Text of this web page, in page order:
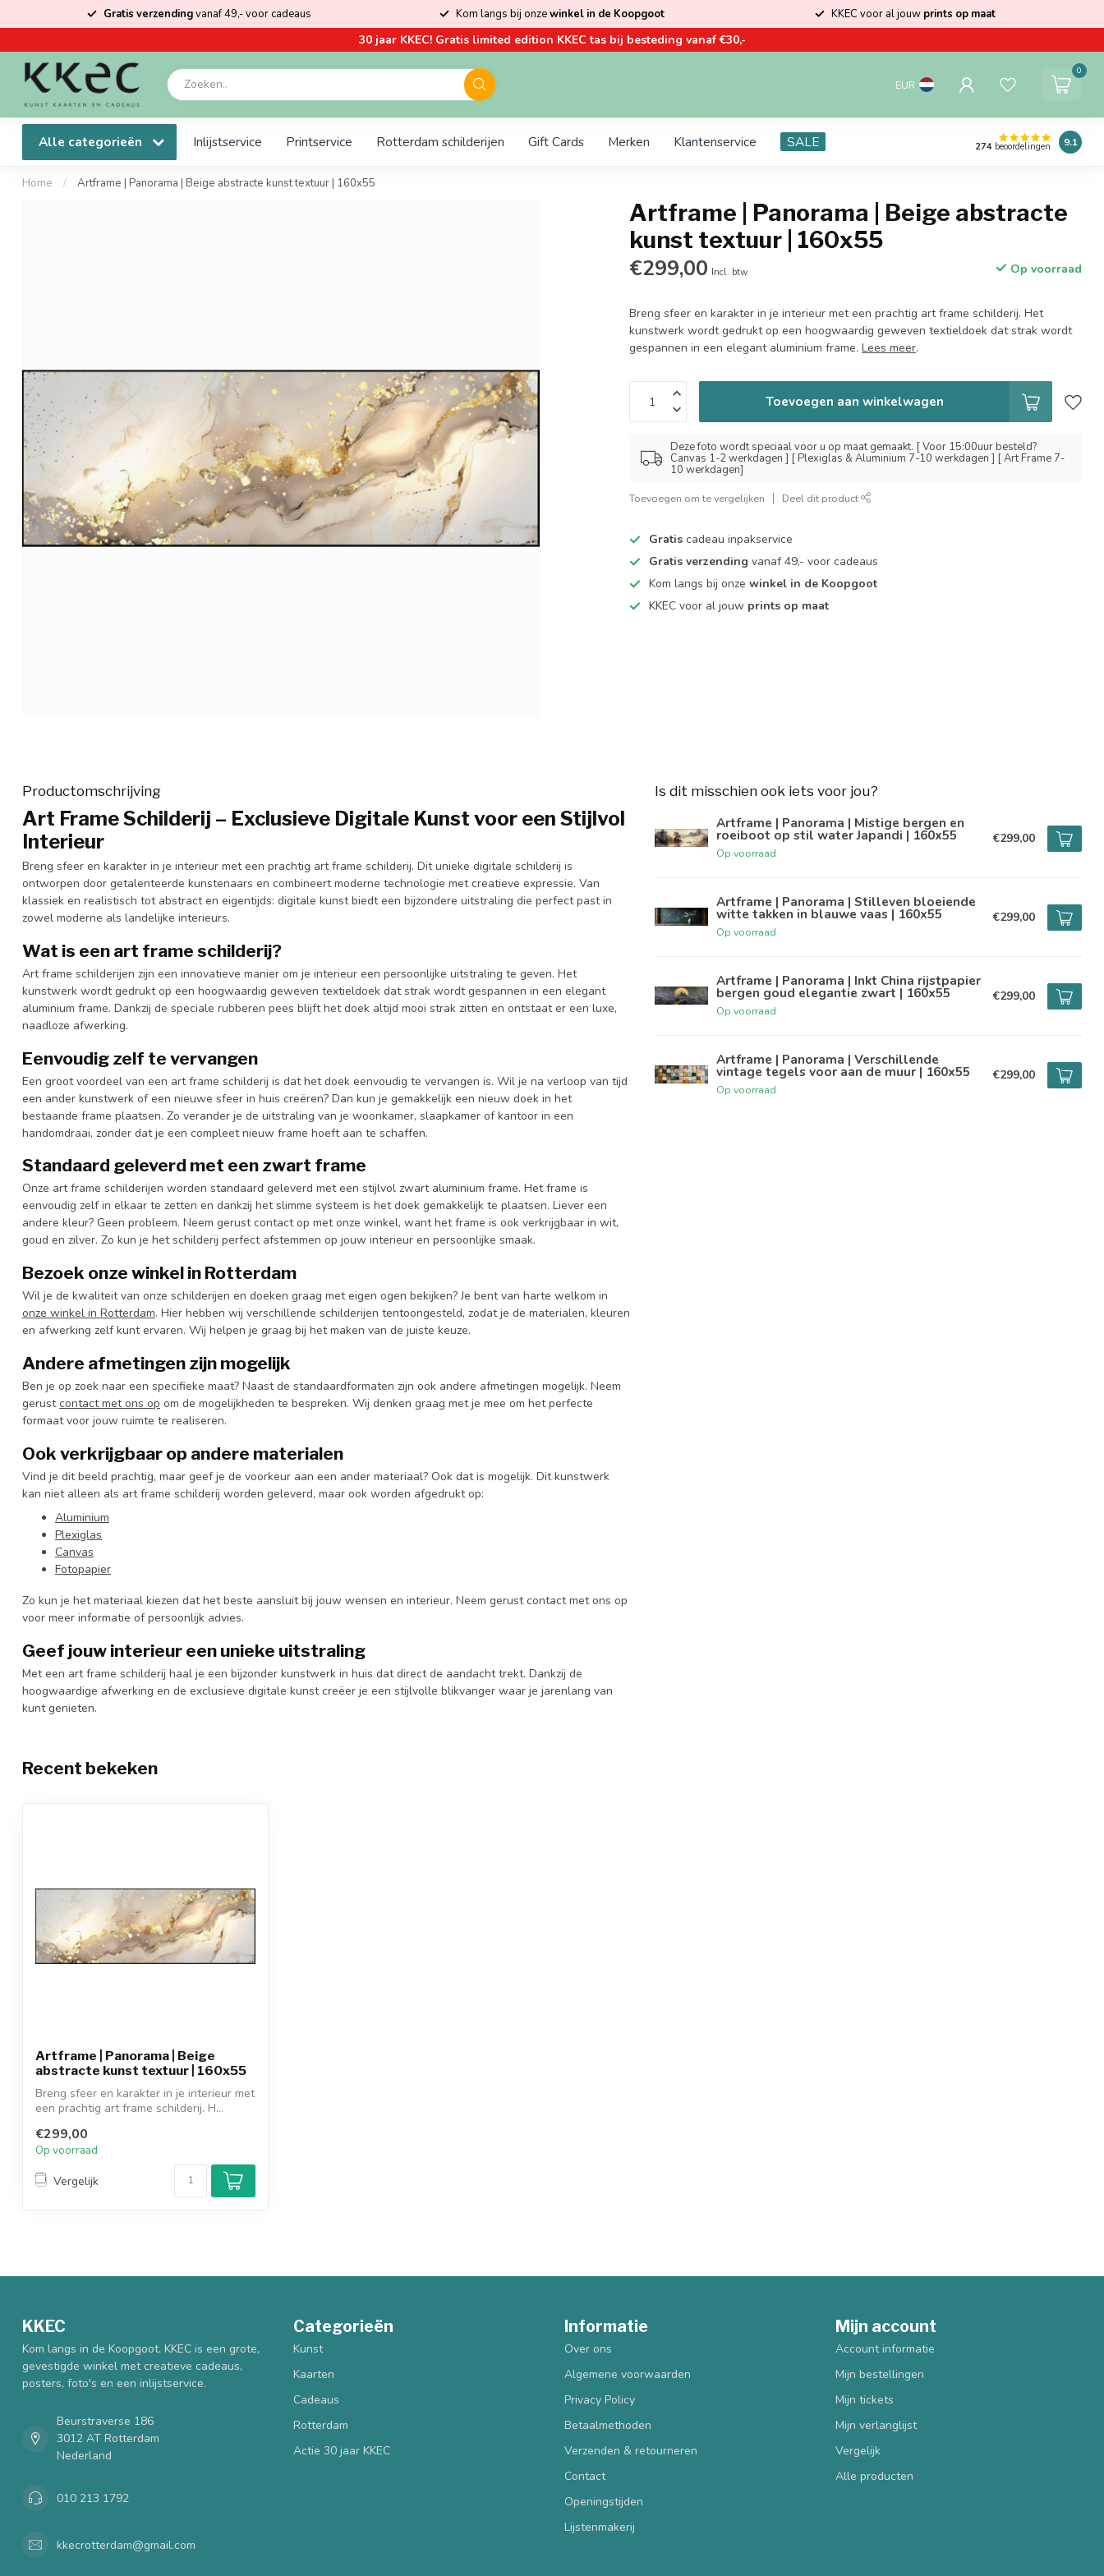
Gratis verzendingvanaf 49,- voor cadeaus Kom langs bij onzewinkel in de Koopgoot KKEC voor al jouw prints op maat
30 jaar KKEC! Gratis limited edition KKEC tas bij besteding vanaf €30,-
EUR
0
Alle categorieën Inlijstservice Printservice Rotterdam schilderijen Gift Cards Merken Klantenservice SALE 274 beoordelingen 9.1
Home / Artframe | Panorama | Beige abstracte kunst textuur | 160x55
Artframe | Panorama | Beige abstracte
kunst textuur | 160x55
€299,00 Incl. btw Op voorraad
Breng sfeer en karakter in je interieur met een prachtig art frame schilderij. Het
kunstwerk wordt gedrukt op een hoogwaardig geweven textieldoek dat strak wordt
gespannen in een elegant aluminium frame.Lees meer.
Toevoegen aan winkelwagen
Deze foto wordt speciaal voor u op maat gemaakt. [ Voor 15:00uur besteld?
Canvas 1-2 werkdagen ] [ Plexiglas & Aluminium 7-10 werkdagen ] [ Art Frame 7-
10 werkdagen]
Toevoegen om te vergelijken Deel dit product
Gratis cadeau inpakservice
Gratis verzending vanaf 49,- voor cadeaus
Kom langs bij onzewinkel in de Koopgoot
KKEC voor al jouw prints op maat
Productomschrijving
Art Frame Schilderij – Exclusieve Digitale Kunst voor een Stijlvol
Interieur
Breng sfeer en karakter in je interieur met een prachtig art frame schilderij. Dit unieke digitale schilderij is
ontworpen door getalenteerde kunstenaars en combineert moderne technologie met creatieve expressie. Van
klassiek en realistisch tot abstract en eigentijds: digitale kunst biedt een bijzondere uitstraling die perfect past in
zowel moderne als landelijke interieurs.
Wat is een art frame schilderij?
Art frame schilderijen zijn een innovatieve manier om je interieur een persoonlijke uitstraling te geven. Het
kunstwerk wordt gedrukt op een hoogwaardig geweven textieldoek dat strak wordt gespannen in een elegant
aluminium frame. Dankzij de speciale rubberen pees blijft het doek altijd mooi strak zitten en ontstaat er een luxe,
naadloze afwerking.
Eenvoudig zelf te vervangen
Een groot voordeel van een art frame schilderij is dat het doek eenvoudig te vervangen is. Wil je na verloop van tijd
een ander kunstwerk of een nieuwe sfeer in huis creëren? Dan kun je gemakkelijk een nieuw doek in het
bestaande frame plaatsen. Zo verander je de uitstraling van je woonkamer, slaapkamer of kantoor in een
handomdraai, zonder dat je een compleet nieuw frame hoeft aan te schaffen.
Standaard geleverd met een zwart frame
Onze art frame schilderijen worden standaard geleverd met een stijlvol zwart aluminium frame. Het frame is
eenvoudig zelf in elkaar te zetten en dankzij het slimme systeem is het doek gemakkelijk te plaatsen. Liever een
andere kleur? Geen probleem. Neem gerust contact op met onze winkel, want het frame is ook verkrijgbaar in wit,
goud en zilver. Zo kun je het schilderij perfect afstemmen op jouw interieur en persoonlijke smaak.
Bezoek onze winkel in Rotterdam
Wil je de kwaliteit van onze schilderijen en doeken graag met eigen ogen bekijken? Je bent van harte welkom in
onze winkel in Rotterdam. Hier hebben wij verschillende schilderijen tentoongesteld, zodat je de materialen, kleuren
en afwerking zelf kunt ervaren. Wij helpen je graag bij het maken van de juiste keuze.
Andere afmetingen zijn mogelijk
Ben je op zoek naar een specifieke maat? Naast de standaardformaten zijn ook andere afmetingen mogelijk. Neem
gerustcontact met ons op om de mogelijkheden te bespreken. Wij denken graag met je mee om het perfecte
formaat voor jouw ruimte te realiseren.
Ook verkrijgbaar op andere materialen
Vind je dit beeld prachtig, maar geef je de voorkeur aan een ander materiaal? Ook dat is mogelijk. Dit kunstwerk
kan niet alleen als art frame schilderij worden geleverd, maar ook worden afgedrukt op:
Aluminium
Plexiglas
Canvas
Fotopapier
Zo kun je het materiaal kiezen dat het beste aansluit bij jouw wensen en interieur. Neem gerust contact met ons op
voor meer informatie of persoonlijk advies.
Geef jouw interieur een unieke uitstraling
Met een art frame schilderij haal je een bijzonder kunstwerk in huis dat direct de aandacht trekt. Dankzij de
hoogwaardige afwerking en de exclusieve digitale kunst creëer je een stijlvolle blikvanger waar je jarenlang van
kunt genieten.
Is dit misschien ook iets voor jou?
Artframe | Panorama | Mistige bergen en
roeiboot op stil water Japandi | 160x55
Op voorraad
€299,00
Artframe | Panorama | Stilleven bloeiende
witte takken in blauwe vaas | 160x55
Op voorraad
€299,00
Artframe | Panorama | Inkt China rijstpapier
bergen goud elegantie zwart | 160x55
Op voorraad
€299,00
Artframe | Panorama | Verschillende
vintage tegels voor aan de muur | 160x55
Op voorraad
€299,00
Recent bekeken
Artframe | Panorama | Beige
abstracte kunst textuur | 160x55
Breng sfeer en karakter in je interieur met
een prachtig art frame schilderij. H...
€299,00
Op voorraad
Vergelijk
KKEC
Kom langs in de Koopgoot. KKEC is een grote,
gevestigde winkel met creatieve cadeaus,
posters, foto's en een inlijstservice.
Beurstraverse 186
3012 AT Rotterdam
Nederland
010 213 1792
kkecrotterdam@gmail.com
Categorieën
Kunst
Kaarten
Cadeaus
Rotterdam
Actie 30 jaar KKEC
Informatie
Over ons
Algemene voorwaarden
Privacy Policy
Betaalmethoden
Verzenden & retourneren
Contact
Openingstijden
Lijstenmakerij
Mijn account
Account informatie
Mijn bestellingen
Mijn tickets
Mijn verlanglijst
Vergelijk
Alle producten